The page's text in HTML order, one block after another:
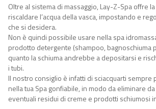
Oltre al sistema di massaggio, Lay-Z-Spa offre
riscaldare l’acqua della vasca, impostando e
che si desidera.
Non è quindi possibile usare nella spa
prodotto detergente (shampoo, bagnoschiuma
quanto la schiuma andrebbe a depositarsi e
i tubi.
Il nostro consiglio è infatti di sciacquarti sempre
nella tua Spa gonfiabile, in modo da eliminare
eventuali residui di creme e prodotti schiumosi